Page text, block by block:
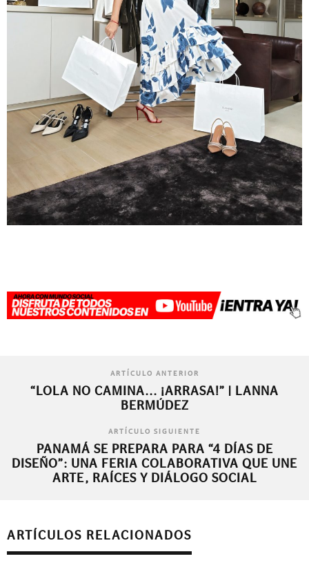
ARTÍCULO ANTERIOR
“LOLA NO CAMINA... ¡ARRASA!” | LANNA
BERMÚDEZ
ARTÍCULO SIGUIENTE
PANAMÁ SE PREPARA PARA “4 DÍAS DE
DISEÑO”: UNA FERIA COLABORATIVA QUE UNE
ARTE, RAÍCES Y DIÁLOGO SOCIAL
ARTÍCULOS RELACIONADOS